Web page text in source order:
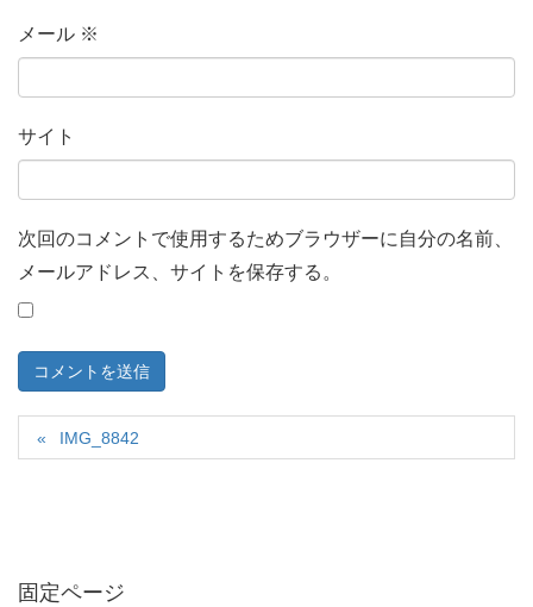
メール ※
サイト
次回のコメントで使用するためブラウザーに自分の名前、
メールアドレス、サイトを保存する。
IMG_8842
固定ページ